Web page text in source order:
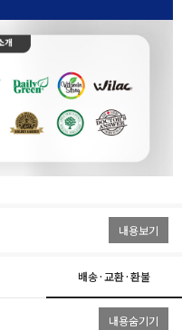
내용보기
배송·교환·환불
내용숨기기